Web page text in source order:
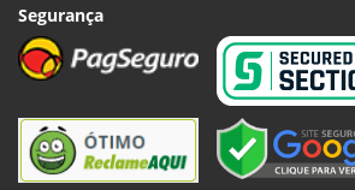
Segurança